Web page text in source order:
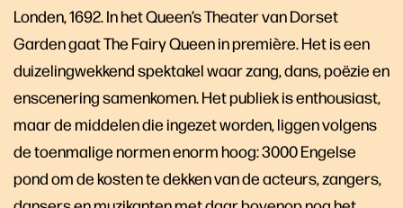
Londen, 1692. In het Queen’s Theater van Dorset
Garden gaat The Fairy Queen in première. Het is een
duizelingwekkend spektakel waar zang, dans, poëzie en
enscenering samenkomen. Het publiek is enthousiast,
maar de middelen die ingezet worden, liggen volgens
de toenmalige normen enorm hoog: 3000 Engelse
pond om de kosten te dekken van de acteurs, zangers,